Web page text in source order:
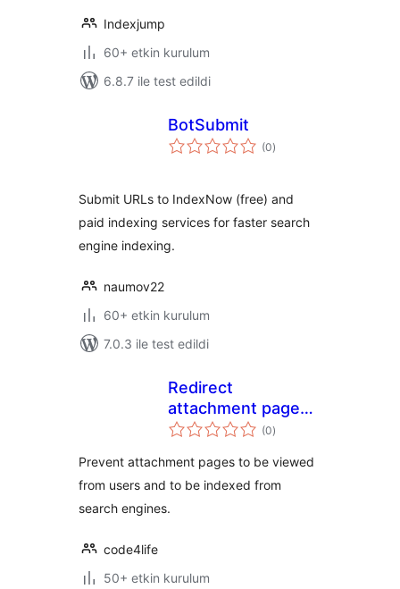
Indexjump
60+ etkin kurulum
6.8.7 ile test edildi
BotSubmit
(0toplam
puan
)
Submit URLs to IndexNow (free) and
paid indexing services for faster search
engine indexing.
naumov22
60+ etkin kurulum
7.0.3 ile test edildi
Redirect
attachment pages
for WordPress
(0toplam
puan
)
Prevent attachment pages to be viewed
from users and to be indexed from
search engines.
code4life
50+ etkin kurulum